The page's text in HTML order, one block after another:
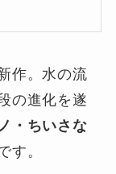
作。水の流
の進化を遂
・ちいさな
す。